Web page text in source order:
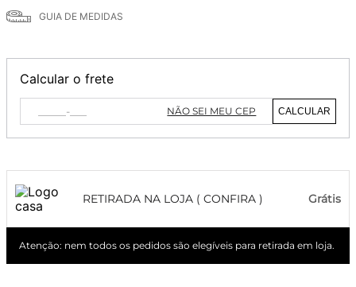
GUIA DE MEDIDAS
Calcular o frete
NÃO SEI MEU CEP CALCULAR
RETIRADA NA LOJA ( CONFIRA ) Grátis
Atenção: nem todos os pedidos são elegíveis para retirada em loja.